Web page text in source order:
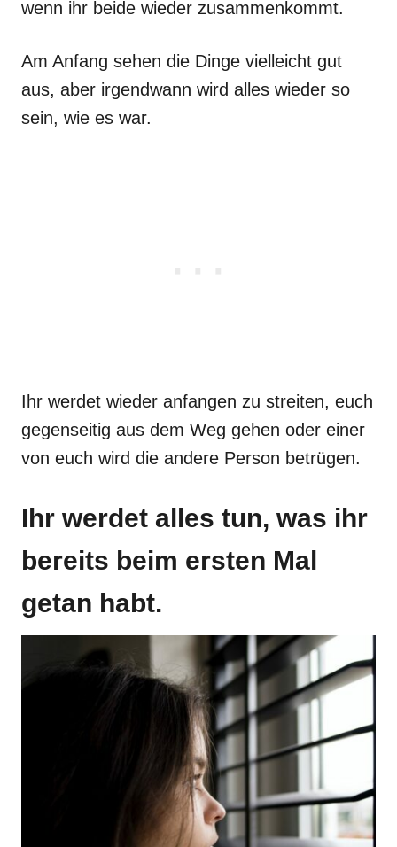
wenn ihr beide wieder zusammenkommt.
Am Anfang sehen die Dinge vielleicht gut
aus, aber irgendwann wird alles wieder so
sein, wie es war.
Ihr werdet wieder anfangen zu streiten, euch
gegenseitig aus dem Weg gehen oder einer
von euch wird die andere Person betrügen.
Ihr werdet alles tun, was ihr
bereits beim ersten Mal
getan habt.